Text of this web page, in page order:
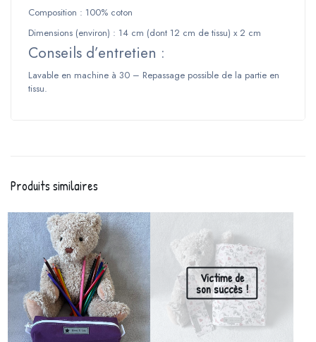
Composition : 100% coton
Dimensions (environ) : 14 cm (dont 12 cm de tissu) x 2 cm
Conseils d’entretien :
Lavable en machine à 30 – Repassage possible de la partie en
tissu.
Produits similaires
Victime de
son succès !